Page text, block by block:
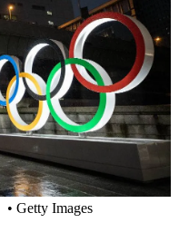
• Getty Images